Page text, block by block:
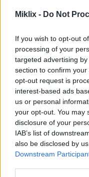
Miklix - Do Not
If you wish to opt-out
processing of your
targeted advertising
section to confirm
opt-out request is
interest-based ads
us or personal
your opt-out. You may
disclosure of your
IAB’s list of
also be disclosed by
Downstream
เมื่อไม่นานมานี้ ฉันกำลั
จัดการกับมิติข้อมูลทาง
ที่มิติข้อมูลที่ถูกต้องมีอยู่
สภาพแวดล้อมการพัฒน
จาก Microsoft เท่านั้น
งาน
เมื่อผมเริ่มลงมือสร้าง
365 FO คุณสามารถทำ
บำรุงรักษา" เท่านั้น ตา
แวดล้อมให้อยู่ในโหมด
ผมไม่พบตัวเลือกนั้นให้